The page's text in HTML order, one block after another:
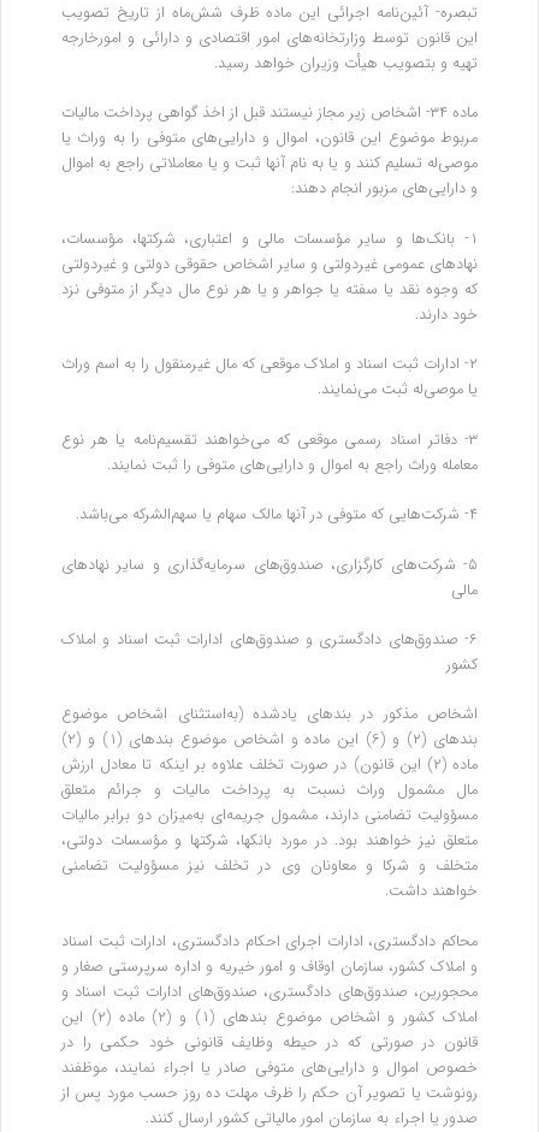
تبصره- آئین‌نامه اجرائی این ماده ظرف شش‌ماه از تاریخ تصویب
این قانون توسط وزارتخانه‌های امور اقتصادی و دارائی و امورخارجه
تهیه و بتصویب هیأت وزیران خواهد رسید.
ماده ۳۴- اشخاص زیر مجاز نیستند قبل از اخذ گواهی پرداخت مالیات
مربوط موضوع این قانون، اموال و دارایی‌های متوفی را به وراث یا
موصی‌له تسلیم کنند و یا به نام آنها ثبت و یا معاملاتی راجع به اموال
و دارایی‌های مزبور انجام دهند:
۱- بانک‌ها و سایر مؤسسات مالی‌ و اعتباری، شرکتها، مؤسسات،
نهادهای عمومی غیردولتی و سایر اشخاص حقوقی دولتی و غیردولتی
که وجوه نقد یا سفته یا جواهر و یا هر نوع مال دیگر از متوفی نزد
خود دارند.
۲- ادارات ثبت اسناد و املاک موقعی که مال غیرمنقول را به اسم وراث
یا موصی‌له ثبت می‌نمایند.
۳- دفاتر اسناد رسمی موقعی که می‌خواهند تقسیم‌نامه یا هر نوع
معامله وراث راجع به اموال و دارایی‌های متوفی را ثبت نمایند.
۴- شرکت‌هایی که متوفی در آنها مالک سهام یا سهم‌الشرکه می‌باشد.
۵- شرکت‌های کارگزاری، صندوق‌های سرمایه‌گذاری و سایر نهادهای
مالی
۶- صندوق‌های دادگستری و صندوق‌های ادارات ثبت اسناد و املاک
کشور
اشخاص مذکور در بندهای یادشده (به‌استثنای اشخاص موضوع
بندهای (۲) و (۶) این ماده و اشخاص موضوع بندهای (۱) و (۲)
ماده (۲) این قانون) در صورت تخلف علاوه بر اینکه تا معادل ارزش
مال مشمول وراث نسبت به پرداخت مالیات و جرائم متعلق
مسؤولیت تضامنی دارند، مشمول جریمه‌ای به‌میزان دو برابر مالیات
متعلق نیز خواهند بود. در مورد بانکها، شرکتها و مؤسسات دولتی،
متخلف و شرکا و معاونان وی در تخلف نیز مسؤولیت تضامنی
خواهند داشت.
محاکم دادگستری، ادارات اجرای احکام دادگستری، ادارات ثبت اسناد
و املاک کشور، سازمان اوقاف و امور خیریه و اداره سرپرستی صغار و
محجورین، صندوق‌های دادگستری، صندوق‌های ادارات ثبت اسناد و
املاک کشور و اشخاص موضوع بندهای (۱) و (۲) ماده (۲) این
قانون در صورتی که در حیطه وظایف قانونی خود حکمی را در
خصوص اموال و دارایی‌های متوفی صادر یا اجراء نمایند، موظفند
رونوشت یا تصویر آن حکم را ظرف مهلت ده روز حسب مورد پس از
صدور یا اجراء به سازمان امور مالیاتی کشور ارسال کنند.